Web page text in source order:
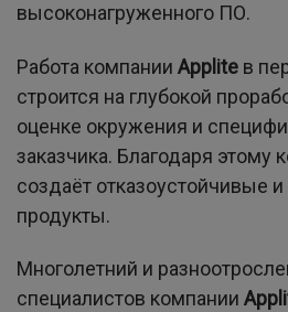
высоконагруженного ПО.
Работа компании Applite в
строится на глубокой
оценке окружения и
заказчика. Благодаря этому
создаёт отказоустойчивые
продукты.
Многолетний и
специалистов компании A